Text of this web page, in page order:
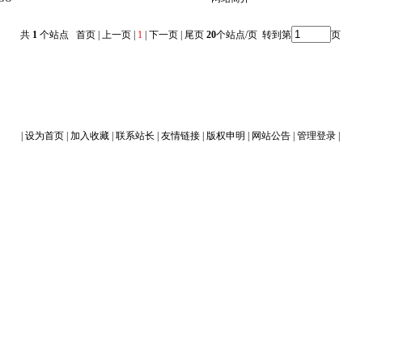
共 1个站点 首页 | 上一页 | 1| 下一页 | 尾页 20个站点/页 转到第 页
设为首页| 加入收藏| 联系站长 友情链接| 版权申明 网站公告| 管理登录|